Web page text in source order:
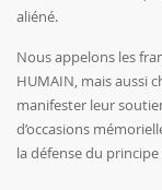
aliéné.
Nous appelons les
HUMAIN, mais aussi
manifester leur
d’occasions
la défense du principe